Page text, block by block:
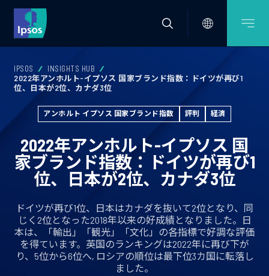
IPSOS
INSIGHTS HUB
2022年アンホルト-イプソス 国家ブランド指数：ドイツが再び1
位、日本が2位、カナダ3位
アンホルト イプソス 国家ブランド指数 評判 経済
2022年アンホルト-イプソス 国
家ブランド指数：ドイツが再び1
位、日本が2位、カナダ3位
ドイツが再び1位、日本はカナダを抜いて2位となり、同
じく2位となった2018年以来の好成績となりました。日
本は、「輸出」「観光」「文化」の各指標で好調な評価
を得ています。英国のランキングは2022年に再び下が
り、5位から6位へ, ロシアの順位は最下位3カ国に転落し
ました。